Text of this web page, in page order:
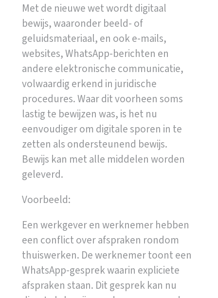
Met de nieuwe wet wordt digitaal
bewijs, waaronder beeld- of
geluidsmateriaal, en ook e-mails,
websites, WhatsApp-berichten en
andere elektronische communicatie,
volwaardig erkend in juridische
procedures. Waar dit voorheen soms
lastig te bewijzen was, is het nu
eenvoudiger om digitale sporen in te
zetten als ondersteunend bewijs.
Bewijs kan met alle middelen worden
geleverd.
Voorbeeld:
Een werkgever en werknemer hebben
een conflict over afspraken rondom
thuiswerken. De werknemer toont een
WhatsApp-gesprek waarin expliciete
afspraken staan. Dit gesprek kan nu